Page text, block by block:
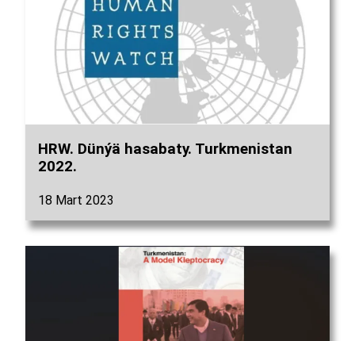
HRW. Dünýä hasabaty. Turkmenistan
2022.
18 Mart 2023